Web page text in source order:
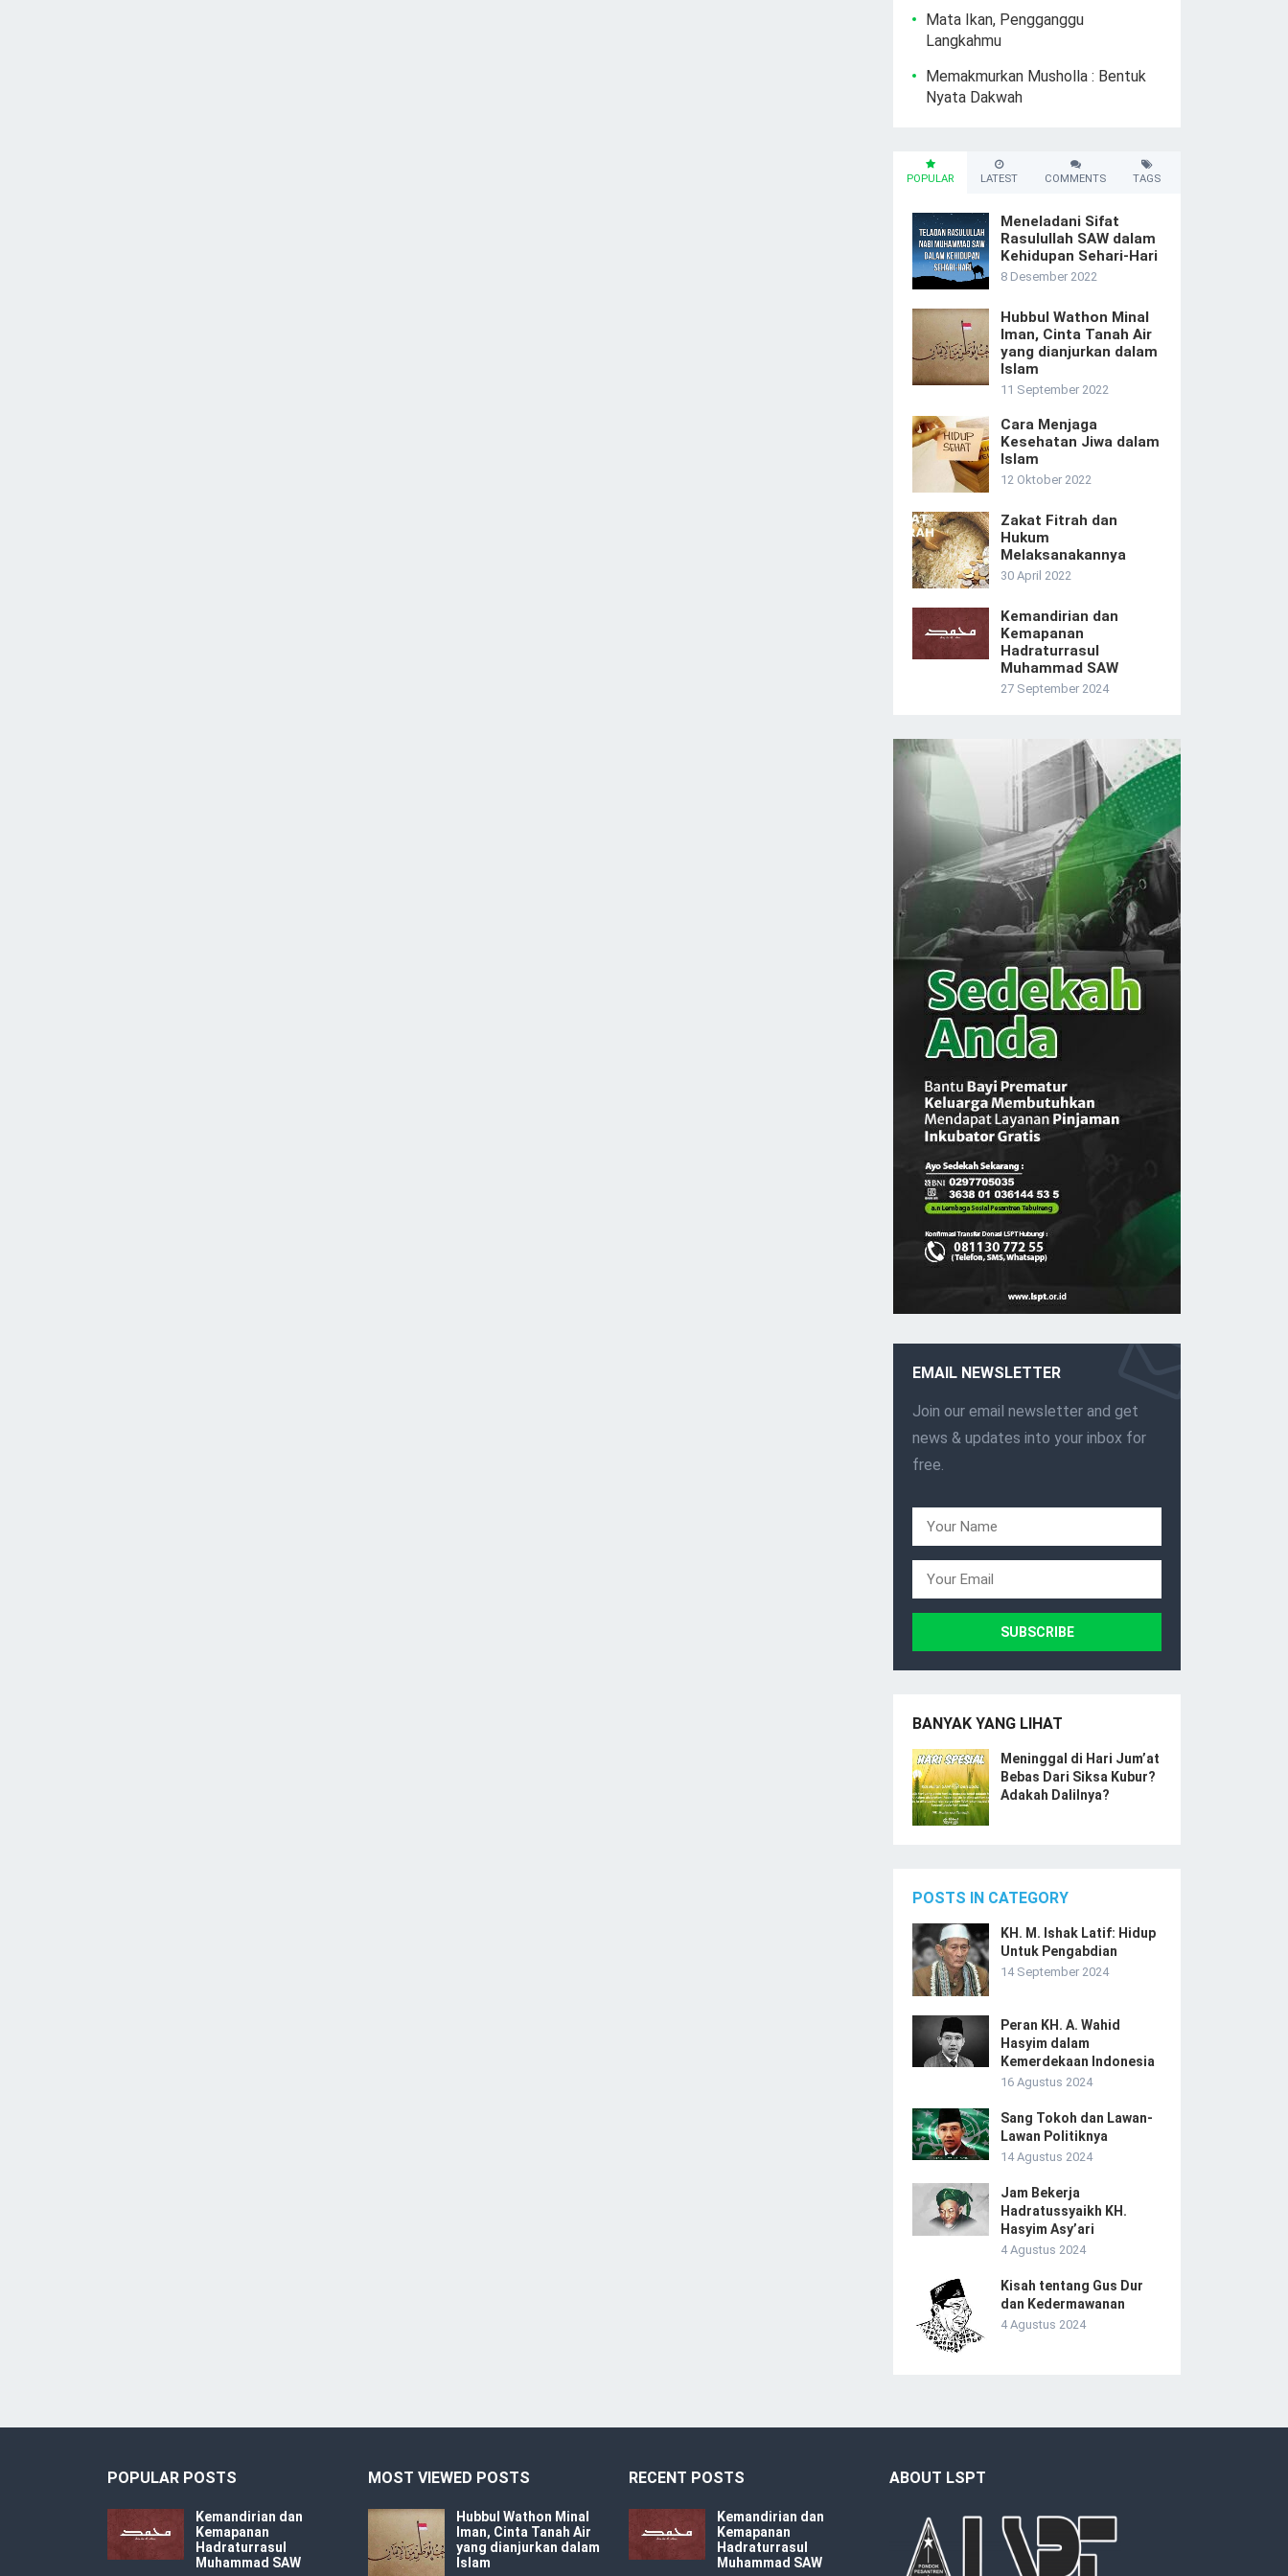
Mata Ikan, Pengganggu
Langkahmu
Memakmurkan Musholla : Bentuk
Nyata Dakwah
POPULAR LATEST COMMENTS TAGS
Meneladani Sifat
Rasulullah SAW dalam
Kehidupan Sehari-Hari
8 Desember 2022
Hubbul Wathon Minal
Iman, Cinta Tanah Air
yang dianjurkan dalam
Islam
11 September 2022
Cara Menjaga
Kesehatan Jiwa dalam
Islam
12 Oktober 2022
Zakat Fitrah dan
Hukum
Melaksanakannya
30 April 2022
Kemandirian dan
Kemapanan
Hadraturrasul
Muhammad SAW
27 September 2024
EMAIL NEWSLETTER
Join our email newsletter and get
news & updates into your inbox for
free.
BANYAK YANG LIHAT
Meninggal di Hari Jum’at
Bebas Dari Siksa Kubur?
Adakah Dalilnya?
POSTS IN CATEGORY
KH. M. Ishak Latif: Hidup
Untuk Pengabdian
14 September 2024
Peran KH. A. Wahid
Hasyim dalam
Kemerdekaan Indonesia
16 Agustus 2024
Sang Tokoh dan Lawan-
Lawan Politiknya
14 Agustus 2024
Jam Bekerja
Hadratussyaikh KH.
Hasyim Asy’ari
4 Agustus 2024
Kisah tentang Gus Dur
dan Kedermawanan
4 Agustus 2024
POPULAR POSTS
Kemandirian dan
Kemapanan
Hadraturrasul
Muhammad SAW
MOST VIEWED POSTS
Hubbul Wathon Minal
Iman, Cinta Tanah Air
yang dianjurkan dalam
Islam
RECENT POSTS
Kemandirian dan
Kemapanan
Hadraturrasul
Muhammad SAW
ABOUT LSPT